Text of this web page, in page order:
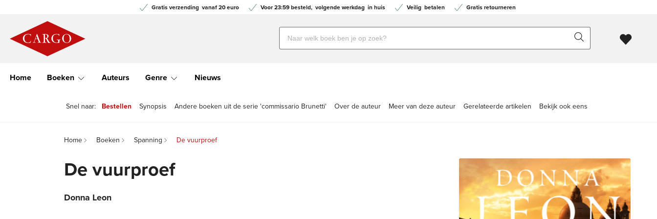
Gratis verzendingvanaf 20 euro Voor 23:59 besteld, volgende werkdagin huis Veiligbetalen Gratis retourneren
Zoeken
naar
Home Boeken Auteurs Genre Nieuws
Snel naar: Bestellen Synopsis Andere boeken uit de serie 'commissario Brunetti' Over de auteur Meer van deze auteur Gerelateerde artikelen Bekijk ook eens
Home Boeken Spanning De vuurproef
De vuurproef
Donna Leon